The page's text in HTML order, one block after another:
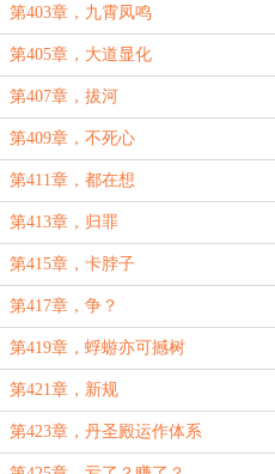
第403章，九霄凤鸣
第405章，大道显化
第407章，拔河
第409章，不死心
第411章，都在想
第413章，归罪
第415章，卡脖子
第417章，争？
第419章，蜉蝣亦可撼树
第421章，新规
第423章，丹圣殿运作体系